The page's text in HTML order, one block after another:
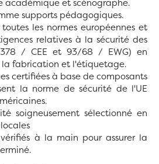
académique et scénographe.
supports pédagogiques.
les normes européennes et
relatives à la sécurité des
/ CEE et 93/68 / EWG) en
fabrication et l'étiquetage.
certifiées à base de composants
la norme de sécurité de l'UE
soigneusement sélectionné en
à la main pour assurer la